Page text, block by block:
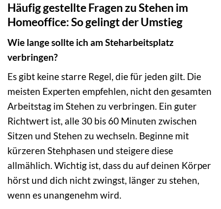
Häufig gestellte Fragen zu Stehen im
Homeoffice: So gelingt der Umstieg
Wie lange sollte ich am Steharbeitsplatz
verbringen?
Es gibt keine starre Regel, die für jeden gilt. Die
meisten Experten empfehlen, nicht den gesamten
Arbeitstag im Stehen zu verbringen. Ein guter
Richtwert ist, alle 30 bis 60 Minuten zwischen
Sitzen und Stehen zu wechseln. Beginne mit
kürzeren Stehphasen und steigere diese
allmählich. Wichtig ist, dass du auf deinen Körper
hörst und dich nicht zwingst, länger zu stehen,
wenn es unangenehm wird.